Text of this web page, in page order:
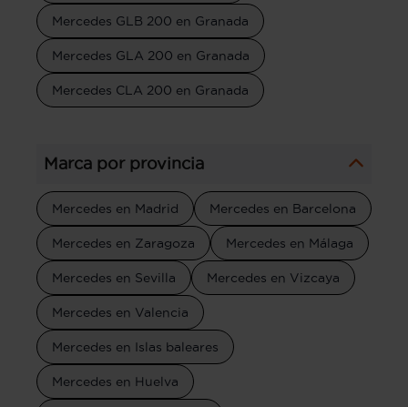
Mercedes GLB 200 en Granada
Mercedes GLA 200 en Granada
Mercedes CLA 200 en Granada
Marca por provincia
Mercedes en Madrid Mercedes en Barcelona
Mercedes en Zaragoza Mercedes en Málaga
Mercedes en Sevilla Mercedes en Vizcaya
Mercedes en Valencia
Mercedes en Islas baleares
Mercedes en Huelva